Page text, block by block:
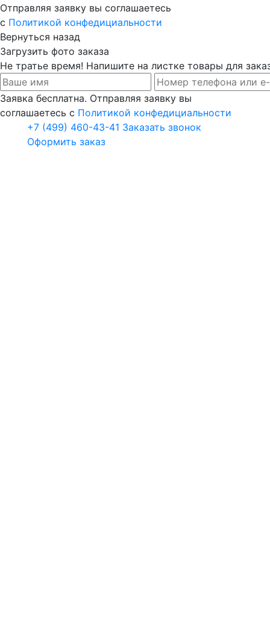
Отправляя заявку вы соглашаетесь
с Политикой конфедициальности
Вернуться назад
Загрузить фото заказа
Не тратье время! Напишите на листке товары для
Заявка бесплатна. Отправляя заявку вы
соглашаетесь с Политикой конфедициальности
+7 (499) 460-43-41 Заказать звонок
Оформить заказ